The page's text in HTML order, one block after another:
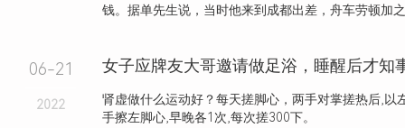
钱。据单先生说，当时他来到成都出差，舟车劳顿加
06-21
2022
肾虚做什么运动好？每天搓脚心，两手对掌搓热后,以
手擦左脚心,早晚各1次,每次搓300下。